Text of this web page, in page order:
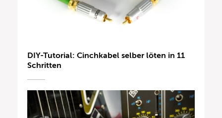
DIY-Tutorial: Cinchkabel selber löten in 11
Schritten